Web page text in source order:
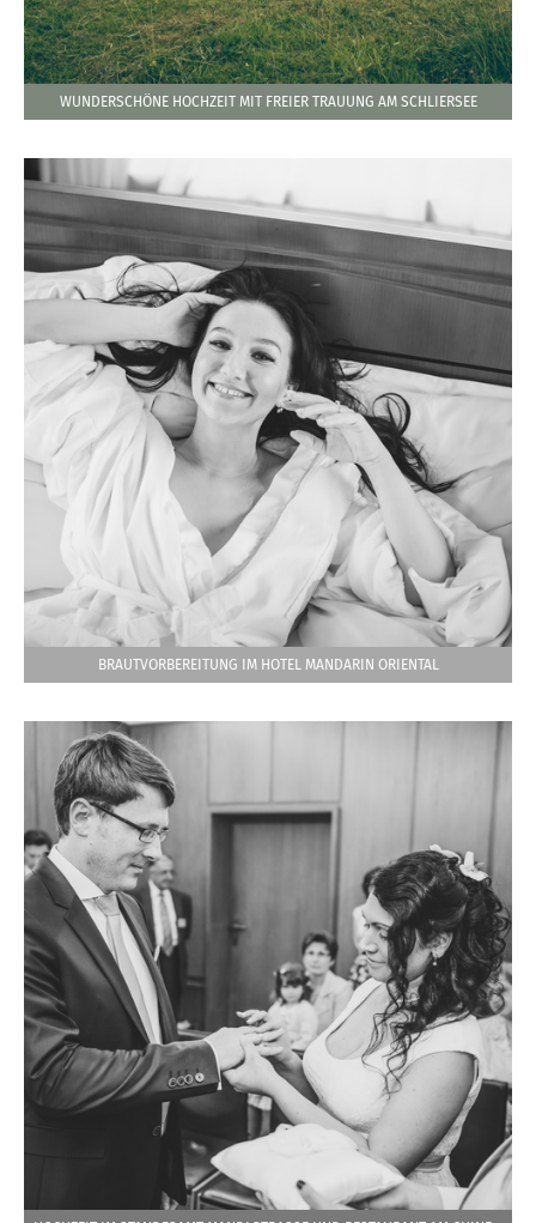
WUNDERSCHÖNE HOCHZEIT MIT FREIER TRAUUNG AM SCHLIERSEE
BRAUTVORBEREITUNG IM HOTEL MANDARIN ORIENTAL